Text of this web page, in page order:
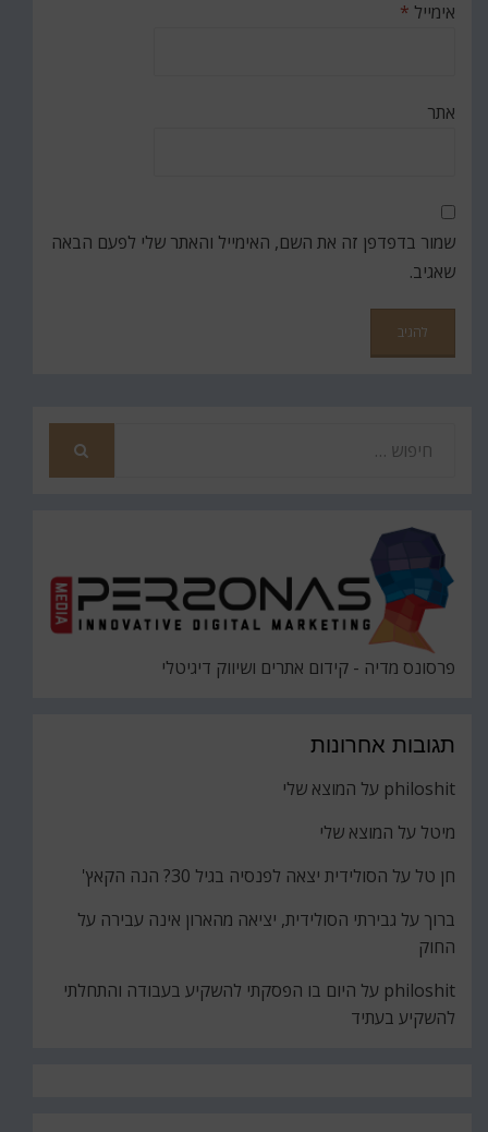
אימייל *
אתר
שמור בדפדפן זה את השם, האימייל והאתר שלי לפעם הבאה
שאגיב.
פרסונס מדיה - קידום אתרים ושיווק דיגיטלי
תגובות אחרונות
philoshit על המוצא שלי
מיטל על המוצא שלי
חן טל על הסולידית יצאה לפנסיה בגיל 30? הנה הקאץ'
ברוך על גבירתי הסולידית, יציאה מהארון אינה עבירה על
החוק
philoshit על היום בו הפסקתי להשקיע בעבודה והתחלתי
להשקיע בעתיד